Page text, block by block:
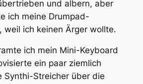
und albern, aber
ich meine Drumpad-
weil ich keinen Ärger wollte.
ich mein Mini-Keyboard
ein paar ziemlich
Synthi-Streicher über die